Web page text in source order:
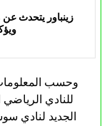
زينباور يتحدث عن
وحسب
للنادي
الجديد لنادي